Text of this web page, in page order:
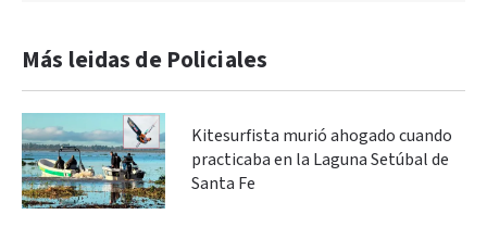
Más leidas de Policiales
Kitesurfista murió ahogado cuando
practicaba en la Laguna Setúbal de
Santa Fe